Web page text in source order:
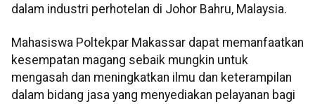
dalam industri perhotelan di Johor Bahru, Malaysia.
Mahasiswa Poltekpar Makassar dapat memanfaatkan
kesempatan magang sebaik mungkin untuk
mengasah dan meningkatkan ilmu dan keterampilan
dalam bidang jasa yang menyediakan pelayanan bagi